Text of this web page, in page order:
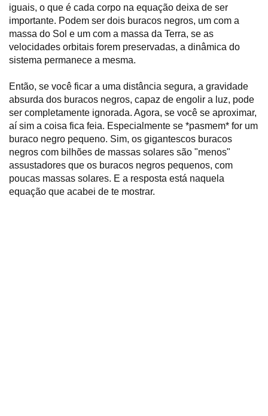
iguais, o que é cada corpo na equação deixa de ser
importante. Podem ser dois buracos negros, um com a
massa do Sol e um com a massa da Terra, se as
velocidades orbitais forem preservadas, a dinâmica do
sistema permanece a mesma.
Então, se você ficar a uma distância segura, a gravidade
absurda dos buracos negros, capaz de engolir a luz, pode
ser completamente ignorada. Agora, se você se aproximar,
aí sim a coisa fica feia. Especialmente se *pasmem* for um
buraco negro pequeno. Sim, os gigantescos buracos
negros com bilhões de massas solares são "menos"
assustadores que os buracos negros pequenos, com
poucas massas solares. E a resposta está naquela
equação que acabei de te mostrar.